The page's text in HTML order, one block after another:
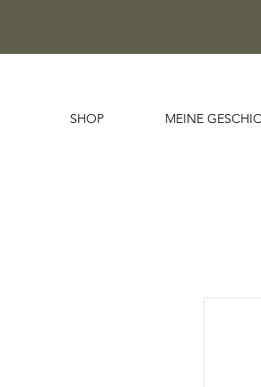
SHOP MEINE